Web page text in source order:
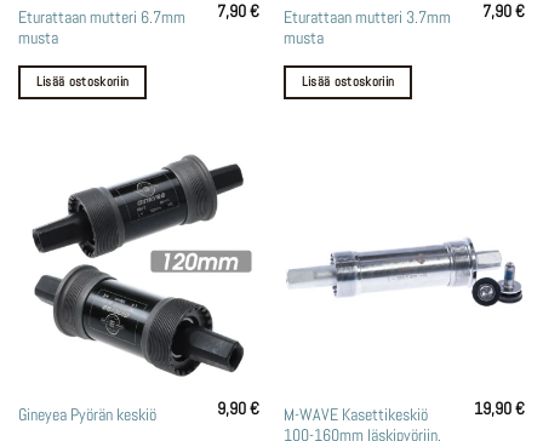
Eturattaan mutteri 6.7mm
musta
7,90€
Lisää ostoskoriin
Eturattaan mutteri 3.7mm
musta
7,90€
Lisää ostoskoriin
Gineyea Pyörän keskiö 9,90€
M-WAVE Kasettikeskiö
100-160mm läskipyöriin.
19,90€